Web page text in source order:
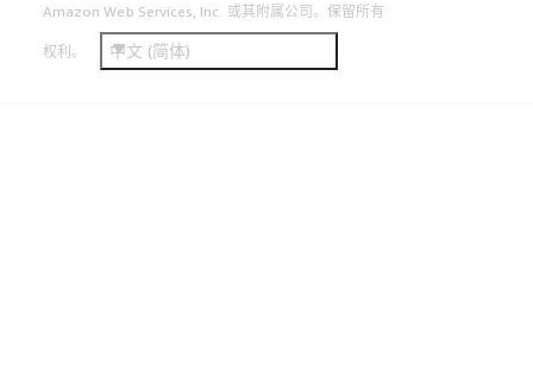
Amazon Web Services, Inc. 或其附属公司。保留所有
权利。 中文 (简体)